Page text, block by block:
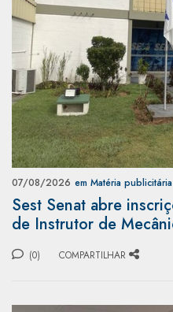
07/08/2026 em Matéria publicitária
Sest Senat abre
de Instrutor de
(0) COMPARTILHAR